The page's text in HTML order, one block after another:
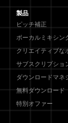
製品
ピッチ補正
ボーカルミキシン
クリエイティブな
サブスクリプショ
ダウンロードマネ
無料ダウンロード
特別オファー